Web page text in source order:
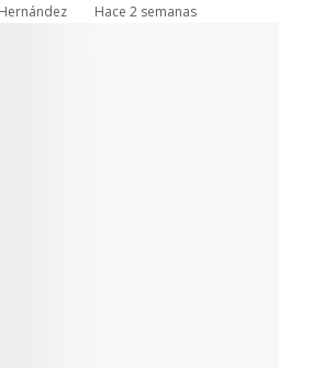
Hace 2 semanas